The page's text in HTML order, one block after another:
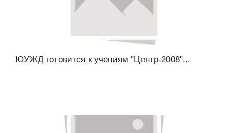
ЮУЖД готовится к учениям "Центр-2008"...